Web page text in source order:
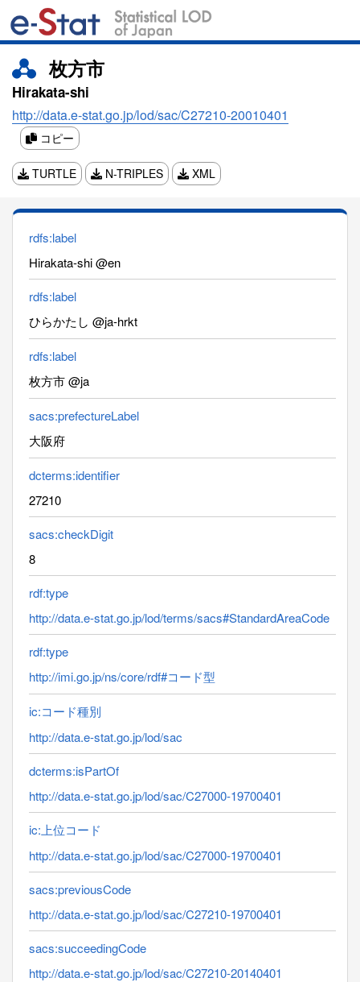
枚方市
Hirakata-shi
http://data.e-stat.go.jp/lod/sac/C27210-20010401
コピー
TURTLE N-TRIPLES XML
rdfs:label
Hirakata-shi @en
rdfs:label
ひらかたし @ja-hrkt
rdfs:label
枚方市 @ja
sacs:prefectureLabel
大阪府
dcterms:identifier
27210
sacs:checkDigit
8
rdf:type
http://data.e-stat.go.jp/lod/terms/sacs#StandardAreaCode
rdf:type
http://imi.go.jp/ns/core/rdf#コード型
ic:コード種別
http://data.e-stat.go.jp/lod/sac
dcterms:isPartOf
http://data.e-stat.go.jp/lod/sac/C27000-19700401
ic:上位コード
http://data.e-stat.go.jp/lod/sac/C27000-19700401
sacs:previousCode
http://data.e-stat.go.jp/lod/sac/C27210-19700401
sacs:succeedingCode
http://data.e-stat.go.jp/lod/sac/C27210-20140401